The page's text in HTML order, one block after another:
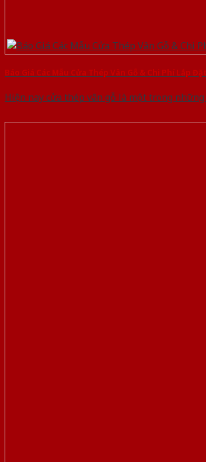
Báo Giá Các Mẫu Cửa Thép Vân Gỗ & Chi Phí Lắp Đặt
Hiện nay cửa thép vân gỗ là một trong